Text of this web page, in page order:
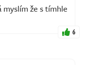
že s tímhle
6